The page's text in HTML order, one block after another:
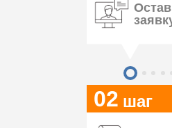
02 шаг